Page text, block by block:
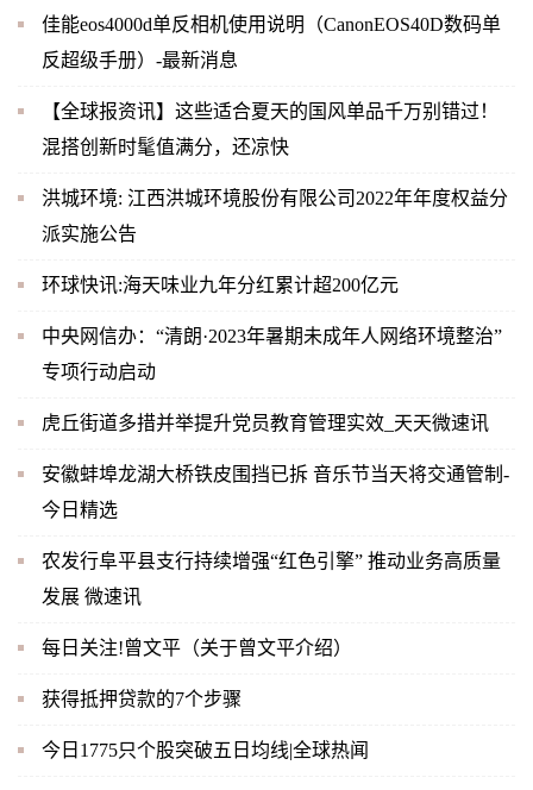
佳能eos4000d单反相机使用说明（CanonEOS40D数码单
反超级手册）-最新消息
【全球报资讯】这些适合夏天的国风单品千万别错过！
混搭创新时髦值满分，还凉快
洪城环境: 江西洪城环境股份有限公司2022年年度权益分
派实施公告
环球快讯:海天味业九年分红累计超200亿元
中央网信办：“清朗·2023年暑期未成年人网络环境整治”
专项行动启动
虎丘街道多措并举提升党员教育管理实效_天天微速讯
安徽蚌埠龙湖大桥铁皮围挡已拆 音乐节当天将交通管制-
今日精选
农发行阜平县支行持续增强“红色引擎” 推动业务高质量
发展 微速讯
每日关注!曾文平（关于曾文平介绍）
获得抵押贷款的7个步骤
今日1775只个股突破五日均线|全球热闻